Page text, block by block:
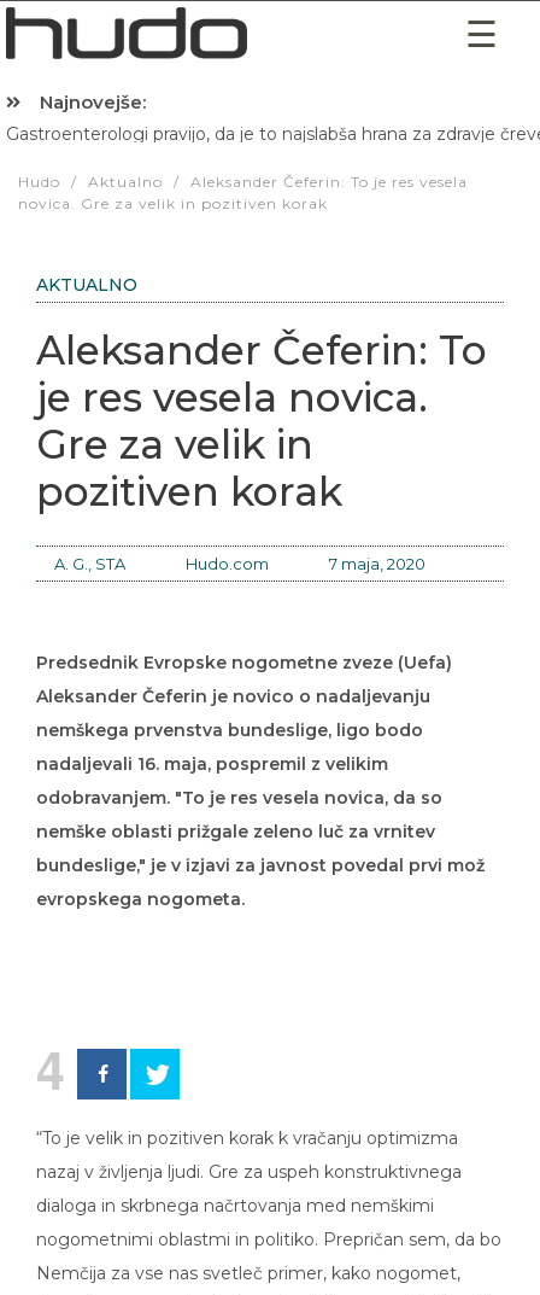
Najnovejše:
Gastroenterologi pravijo, da je to najslabša hrana za zdravje
Hudo / Aktualno /
Aleksander Čeferin: To je res vesela
novica. Gre za velik in pozitiven korak
AKTUALNO
Aleksander Čeferin: To
je res vesela novica.
Gre za velik in
pozitiven korak
A. G., STA Hudo.com 7 maja, 2020
Predsednik Evropske nogometne zveze (Uefa)
Aleksander Čeferin je novico o nadaljevanju
nemškega prvenstva bundeslige, ligo bodo
nadaljevali 16. maja, pospremil z velikim
odobravanjem. "To je res vesela novica, da so
nemške oblasti prižgale zeleno luč za vrnitev
bundeslige," je v izjavi za javnost povedal prvi mož
evropskega nogometa.
4
“To je velik in pozitiven korak k vračanju optimizma
nazaj v življenja ljudi. Gre za uspeh konstruktivnega
dialoga in skrbnega načrtovanja med nemškimi
nogometnimi oblastmi in politiko. Prepričan sem, da bo
Nemčija za vse nas svetleč primer, kako nogomet,